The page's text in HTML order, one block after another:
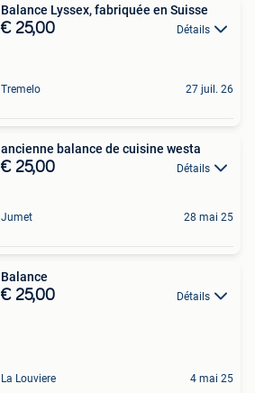
Balance Lyssex, fabriquée en Suisse
€ 25,00 Détails
Tremelo 27 juil. 26
ancienne balance de cuisine westa
€ 25,00 Détails
Jumet 28 mai 25
Balance
€ 25,00 Détails
La Louviere 4 mai 25